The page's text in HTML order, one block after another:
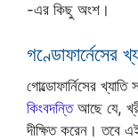
-এর কিছু অংশ।
গণ্ডোফার্নেসের
গোল্ডোফার্নিসের
কিংবদন্তিআছে যে,
দীক্ষিত করেন। তবে